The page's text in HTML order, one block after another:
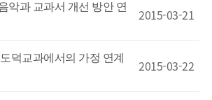
악과 교과서 개선 방안 연
2015-03-21
덕교과에서의 가정 연계
2015-03-22